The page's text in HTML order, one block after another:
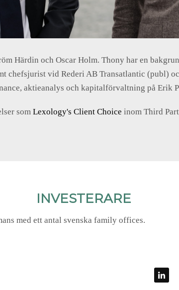
Härdin och Oscar Holm. Thony har en
chefsjurist vid Rederi AB Transatlantic (publ)
aktieanalys och kapitalförvaltning på Erik
som Lexology's Client Choice inom Third
INVESTERARE
med ett antal svenska family offices.